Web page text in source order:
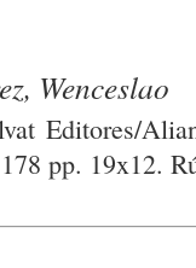
Wenceslao
Editores/
pp. 19x12.